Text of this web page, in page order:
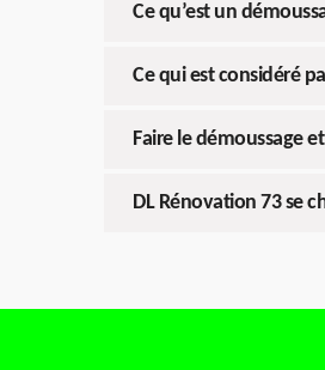
Ce qu’est un
Ce qui est considéré
Faire le démoussage
DL Rénovation 73 se